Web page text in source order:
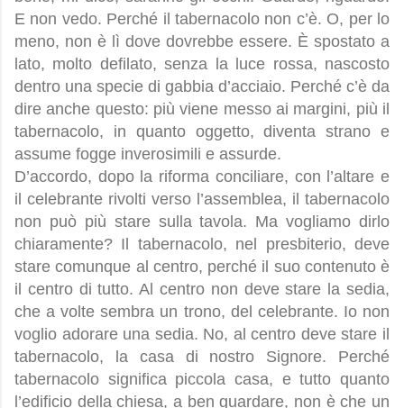
E non vedo. Perché il tabernacolo non c’è. O, per lo
meno, non è lì dove dovrebbe essere. È spostato a
lato, molto defilato, senza la luce rossa, nascosto
dentro una specie di gabbia d’acciaio. Perché c’è da
dire anche questo: più viene messo ai margini, più il
tabernacolo, in quanto oggetto, diventa strano e
assume fogge inverosimili e assurde.
D’accordo, dopo la riforma conciliare, con l’altare e
il celebrante rivolti verso l’assemblea, il tabernacolo
non può più stare sulla tavola. Ma vogliamo dirlo
chiaramente? Il tabernacolo, nel presbiterio, deve
stare comunque al centro, perché il suo contenuto è
il centro di tutto. Al centro non deve stare la sedia,
che a volte sembra un trono, del celebrante. Io non
voglio adorare una sedia. No, al centro deve stare il
tabernacolo, la casa di nostro Signore. Perché
tabernacolo significa piccola casa, e tutto quanto
l’edificio della chiesa, a ben guardare, non è che un